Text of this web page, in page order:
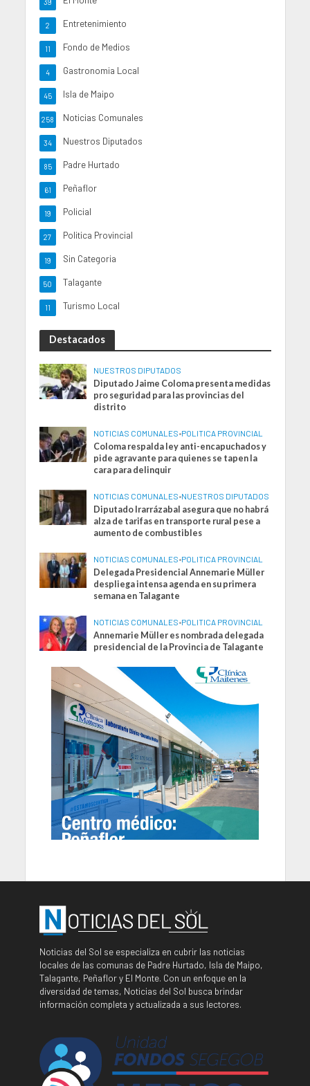
Entretenimiento
2
Fondo de Medios
11
Gastronomia Local
4
Isla de Maipo
45
Noticias Comunales
258
Nuestros Diputados
34
Padre Hurtado
85
Peñaflor
61
Policial
19
Politica Provincial
27
Sin Categoria
19
Talagante
50
Turismo Local
11
Destacados
NUESTROS DIPUTADOS
Diputado Jaime Coloma presenta medidas
pro seguridad para las provincias del
distrito
NOTICIAS COMUNALES•POLITICA PROVINCIAL
Coloma respalda ley anti-encapuchados y
pide agravante para quienes se tapen la
cara para delinquir
NOTICIAS COMUNALES•NUESTROS DIPUTADOS
Diputado Irarrázabal asegura que no habrá
alza de tarifas en transporte rural pese a
aumento de combustibles
NOTICIAS COMUNALES•POLITICA PROVINCIAL
Delegada Presidencial Annemarie Müller
despliega intensa agenda en su primera
semana en Talagante
NOTICIAS COMUNALES•POLITICA PROVINCIAL
Annemarie Müller es nombrada delegada
presidencial de la Provincia de Talagante
Noticias del Sol se especializa en cubrir las noticias
locales de las comunas de Padre Hurtado, Isla de Maipo,
Talagante, Peñaflor y El Monte. Con un enfoque en la
diversidad de temas, Noticias del Sol busca brindar
información completa y actualizada a sus lectores.